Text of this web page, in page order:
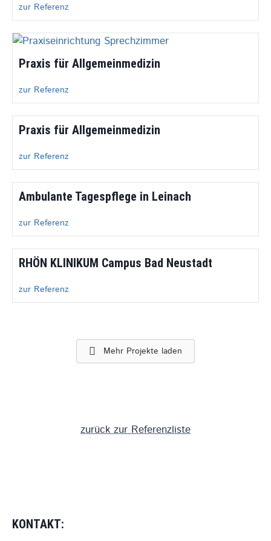
zur Referenz
Praxis für Allgemeinmedizin
zur Referenz
Praxis für Allgemeinmedizin
zur Referenz
Ambulante Tagespflege in Leinach
zur Referenz
RHÖN KLINIKUM Campus Bad Neustadt
zur Referenz
Mehr Projekte laden
zurück zur Referenzliste
KONTAKT: